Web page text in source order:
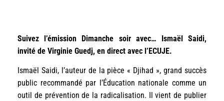
Suivez l’émission Dimanche soir avec… Ismaël Saidi,
invité de Virginie Guedj, en direct avec l’ECUJE.
Ismaël Saidi, l’auteur de la pièce « Djihad », grand succès
public recommandé par l’Éducation nationale comme un
outil de prévention de la radicalisation. Il vient de publier